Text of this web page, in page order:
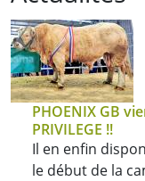
PHOENIX GB
PRIVILEGE !!
Il en enfin
le début de la